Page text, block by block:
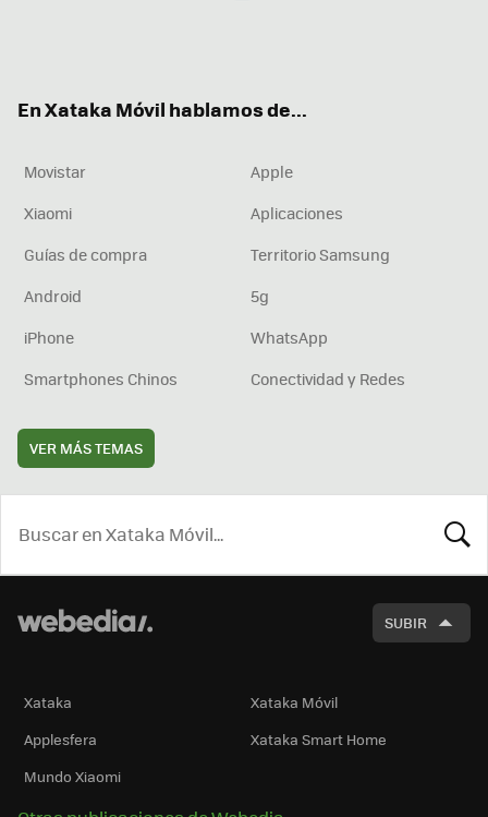
En Xataka Móvil hablamos de...
Movistar
Apple
Xiaomi
Aplicaciones
Guías de compra
Territorio Samsung
Android
5g
iPhone
WhatsApp
Smartphones Chinos
Conectividad y Redes
VER MÁS TEMAS
SUBIR
Xataka
Xataka Móvil
Applesfera
Xataka Smart Home
Mundo Xiaomi